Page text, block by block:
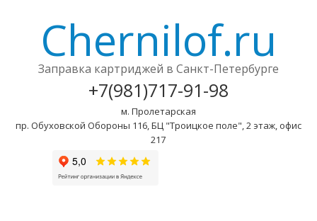
Chernilof.ru
Заправка картриджей в Санкт-Петербурге
+7(981)717-91-98
м. Пролетарская
пр. Обуховской Обороны 116, БЦ "Троицкое поле", 2 этаж, офис
217